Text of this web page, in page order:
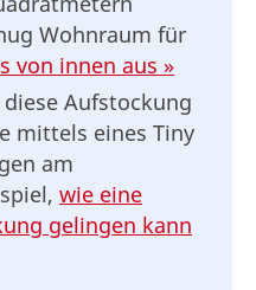
Wohnraum für
von innen aus »
Aufstockung
mittels eines Tiny
am
wie eine
gelingen kann